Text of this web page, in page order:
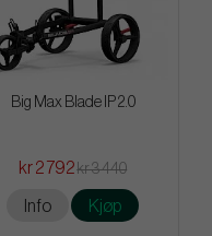
Big Max Blade IP 2.0
kr 2 792kr 3 440
Info Kjøp